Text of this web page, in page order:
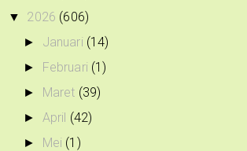
▼ 2026 (606)
► Januari (14)
► Februari (1)
► Maret (39)
► April (42)
► Mei (1)